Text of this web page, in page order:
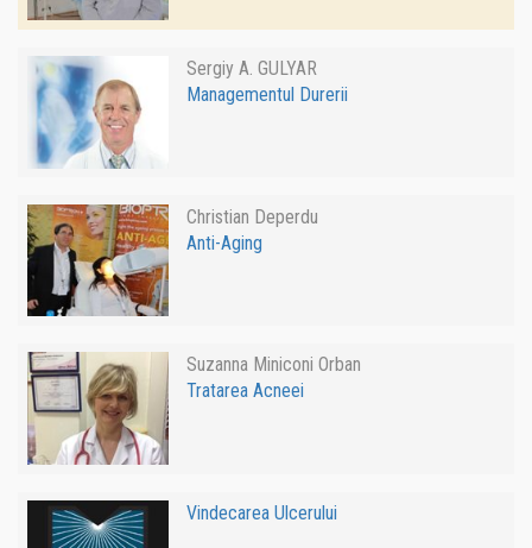
Sergiy A. GULYAR
Managementul Durerii
Christian Deperdu
Anti-Aging
Suzanna Miniconi Orban
Tratarea Acneei
Vindecarea Ulcerului